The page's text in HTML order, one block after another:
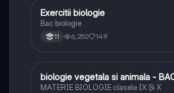
Biologie
Exercitii biologie
Bac biologie
11 6,250 149
Biologie
biologie vegetala si animala -
MATERIE BIOLOGIE clasele IX Şi X